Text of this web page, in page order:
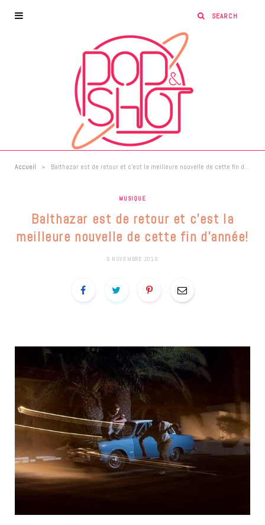
Accueil » Balthazar est de retour et c’est la meilleure nouvelle de cette fin d’année!
MUSIQUE
Balthazar est de retour et c’est la
meilleure nouvelle de cette fin d’année!
6 NOVEMBRE 2018